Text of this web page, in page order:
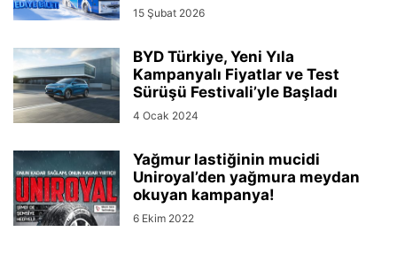
15 Şubat 2026
BYD Türkiye, Yeni Yıla
Kampanyalı Fiyatlar ve Test
Sürüşü Festivali’yle Başladı
4 Ocak 2024
Yağmur lastiğinin mucidi
Uniroyal’den yağmura meydan
okuyan kampanya!
6 Ekim 2022